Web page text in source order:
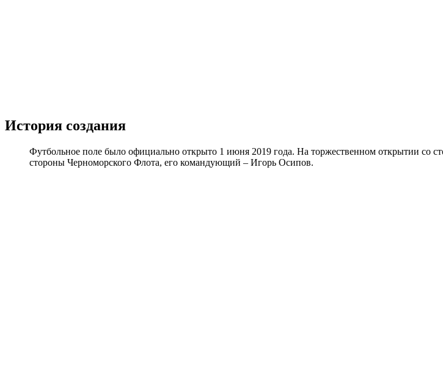
История создания
Футбольное поле было официально открыто 1 июня 2019 года. На торжественном открытии со
стороны Черноморского Флота, его командующий – Игорь Осипов.